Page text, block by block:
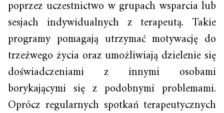
poprzez uczestnictwo w grupach wsparcia lub
sesjach indywidualnych z terapeutą. Takie
programy pomagają utrzymać motywację do
trzeźwego życia oraz umożliwiają dzielenie się
doświadczeniami z innymi osobami
borykającymi się z podobnymi problemami.
Oprócz regularnych spotkań terapeutycznych